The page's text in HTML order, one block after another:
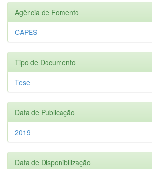
Agência de Fomento
CAPES
Tipo de Documento
Tese
Data de Publicação
2019
Data de Disponibilização